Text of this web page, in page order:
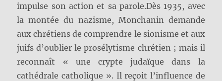
impulse son action et sa parole.Dès 1935, avec
la montée du nazisme, Monchanin demande
aux chrétiens de comprendre le sionisme et aux
juifs d’oublier le prosélytisme chrétien ; mais il
reconnaît « une crypte judaïque dans la
cathédrale catholique ». Il reçoit l’influence de